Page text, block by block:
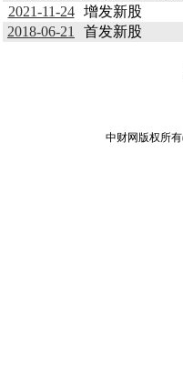
2021-11-24
增发新股
2018-06-21
首发新股
中财网版权所